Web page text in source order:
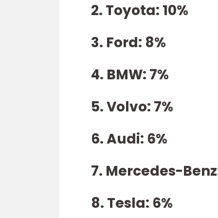
2. Toyota: 10%
3. Ford: 8%
4. BMW: 7%
5. Volvo: 7%
6. Audi: 6%
7. Mercedes-
8. Tesla: 6%